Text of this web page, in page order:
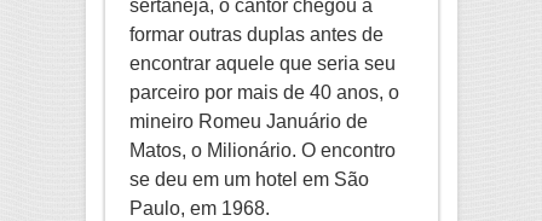
sertaneja, o cantor chegou a
formar outras duplas antes de
encontrar aquele que seria seu
parceiro por mais de 40 anos, o
mineiro Romeu Januário de
Matos, o Milionário. O encontro
se deu em um hotel em São
Paulo, em 1968.